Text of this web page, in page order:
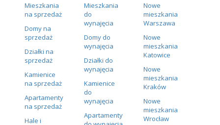
Mieszkania
na sprzedaż
Domy na
sprzedaż
Działki na
sprzedaż
Kamienice
na sprzedaż
Apartamenty
na sprzedaż
Hale i
Mieszkania
do
wynajęcia
Domy do
wynajęcia
Działki do
wynajęcia
Kamienice
do
wynajęcia
Apartamenty
Nowe
mieszkania
Warszawa
Nowe
mieszkania
Katowice
Nowe
mieszkania
Kraków
Nowe
mieszkania
Wrocław